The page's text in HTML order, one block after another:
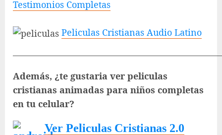
Testimonios Completas
Peliculas Cristianas Audio Latino
Además, ¿te gustaria ver peliculas
cristianas animadas para niños completas
en tu celular?
Ver Peliculas Cristianas 2.0